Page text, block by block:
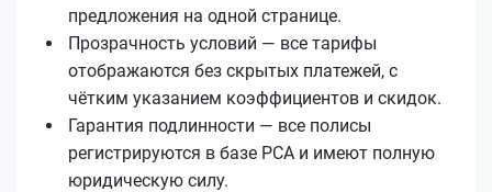
предложения на одной странице.
Прозрачность условий — все тарифы
отображаются без скрытых платежей, с
чётким указанием коэффициентов и скидок.
Гарантия подлинности — все полисы
регистрируются в базе РСА и имеют полную
юридическую силу.